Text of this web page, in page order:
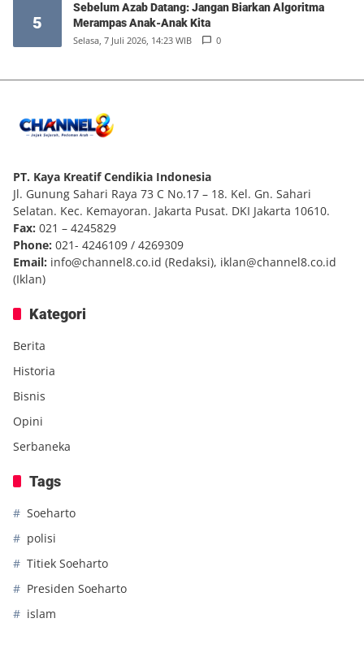
5
Sebelum Azab Datang: Jangan Biarkan Algoritma
Merampas Anak-Anak Kita
Selasa, 7 Juli 2026, 14:23 WIB 0
PT. Kaya Kreatif Cendikia Indonesia
Jl. Gunung Sahari Raya 73 C No.17 – 18. Kel. Gn. Sahari
Selatan. Kec. Kemayoran. Jakarta Pusat. DKI Jakarta 10610.
Fax: 021 – 4245829
Phone: 021- 4246109 / 4269309
Email: info@channel8.co.id (Redaksi), iklan@channel8.co.id
(Iklan)
Kategori
Berita
Historia
Bisnis
Opini
Serbaneka
Tags
Soeharto
polisi
Titiek Soeharto
Presiden Soeharto
islam